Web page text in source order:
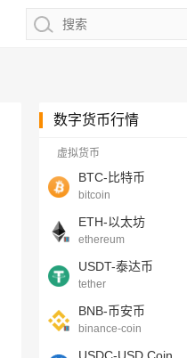
数字货币行情
虚拟货币
BTC-比特币
bitcoin
ETH-以太坊
ethereum
USDT-泰达币
tether
BNB-币安币
binance-coin